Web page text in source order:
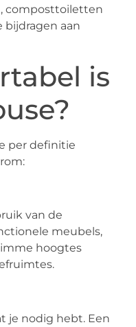
composttoiletten
bijdragen aan
is
per definitie
van de
meubels,
hoogtes
je nodig hebt. Een